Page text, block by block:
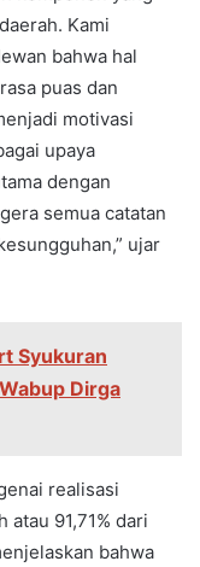
Kami
bahwa hal
puas dan
motivasi
upaya
dengan
semua catatan
ujar
Syukuran
Dirga
realisasi
91,71% dari
bahwa